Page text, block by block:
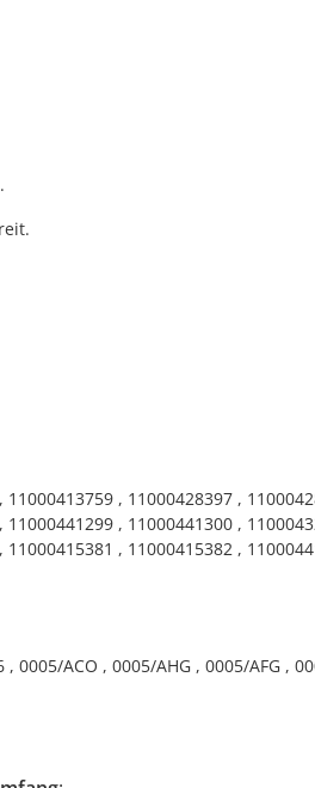
, 11000428397 ,
, 11000441300 ,
, 11000415382 ,
0005/ACO , 0005/AHG , 0005/AFG ,